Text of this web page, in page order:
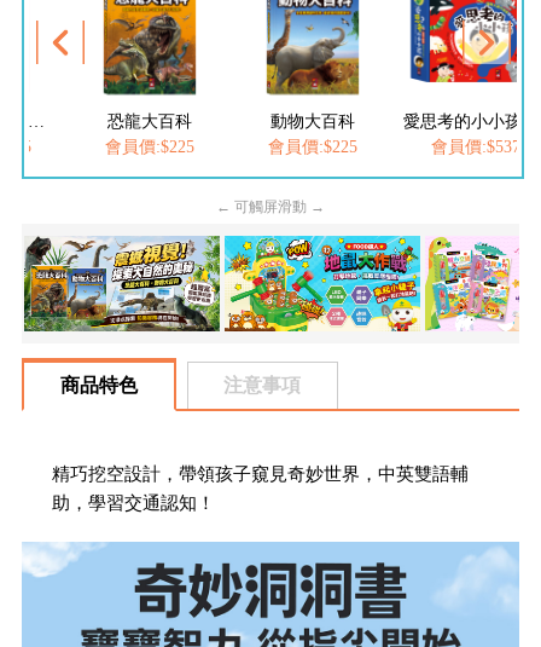
價:$225
動物大百科
會員價:$225
愛思考的小小孩(全套8冊)
會員價:$537
會員價
← 可觸屏滑動 →
商品特色 注意事項
精巧挖空設計，帶領孩子窺見奇妙世界，中英雙語輔
助，學習交通認知！